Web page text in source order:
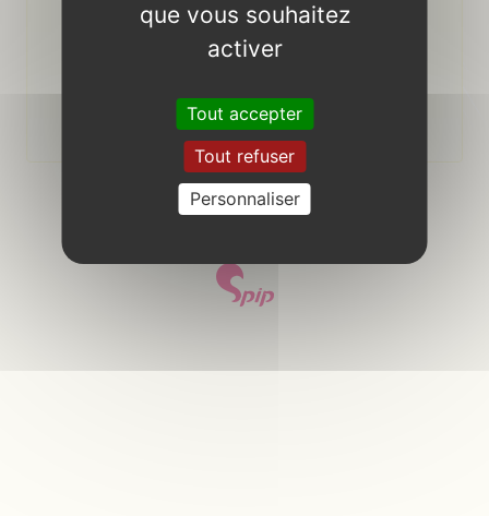
Se souvenir de moi
s’inscrire
que vous souhaitez
activer
Tout accepter
Tout refuser
Personnaliser